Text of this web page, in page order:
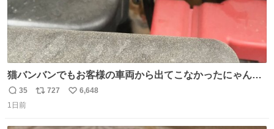
猫バンバンでもお客様の車両から出てこなかったにゃんこ
🐈 救出しようとした工場長が腕を引っ掻かれ、ぱんぱんに
膨れ上がり、傷だらけ血だらけになりながらも何とか救出
返
信
35
リ
727
い
6,648
1日前